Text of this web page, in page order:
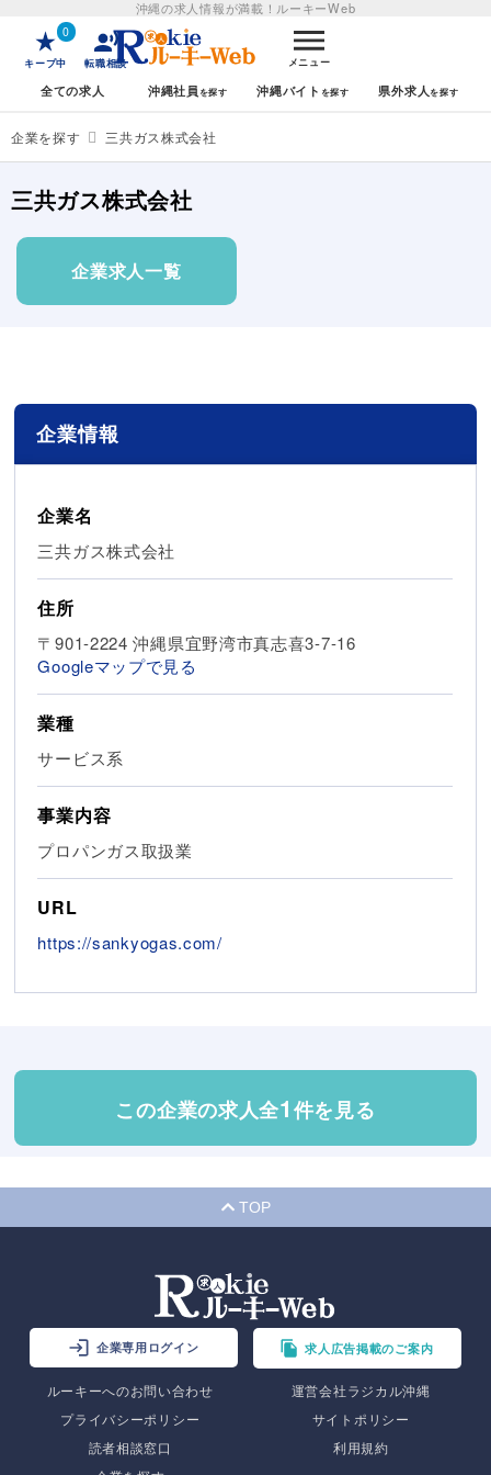
沖縄の求人情報が満載！ ルーキーWeb
0
キープ中 転職相談 メニュー
全ての求人 沖縄社員 沖縄バイト 県外求人
企業を探す 三共ガス株式会社
三共ガス株式会社
企業求人一覧
企業情報
企業名
三共ガス株式会社
住所
〒901-2224 沖縄県宜野湾市真志喜3-7-16
Googleマップで見る
業種
サービス系
事業内容
プロパンガス取扱業
URL
https://sankyogas.com/
この企業の求人全1件を見る
TOP
企業専用ログイン 求人広告掲載のご案内
ルーキーへのお問い合わせ
運営会社ラジカル沖縄
プライバシーポリシー
サイトポリシー
読者相談窓口
利用規約